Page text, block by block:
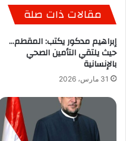
مقالات ذات صلة
إبراهيم مدكور يكتب: المقطم…
حيث يلتقي التأمين الصحي
بالإنسانية
31 مارس، 2026